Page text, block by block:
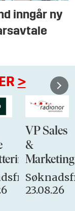
inngår ny
>
VP Sales
&
Marketing
23.08.26